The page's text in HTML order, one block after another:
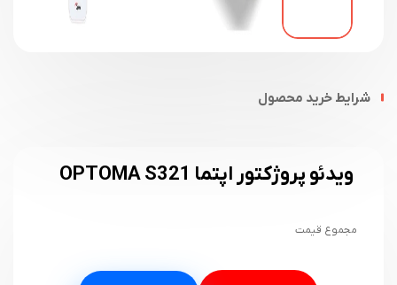
شرایط خرید محصول
ویدئو پروژکتور اپتما OPTOMA S321
مجموع قیمت